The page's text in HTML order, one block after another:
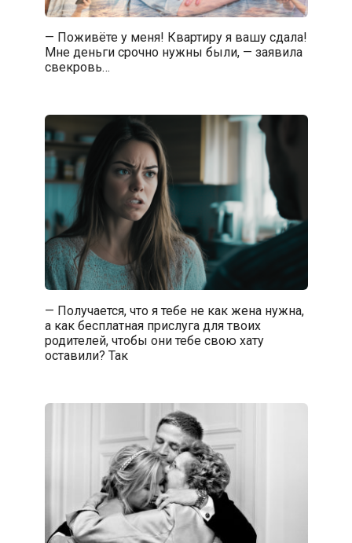
— Поживёте у меня! Квартиру я вашу сдала!
Мне деньги срочно нужны были, — заявила
свекровь…
— Получается, что я тебе не как жена нужна,
а как бесплатная прислуга для твоих
родителей, чтобы они тебе свою хату
оставили? Так